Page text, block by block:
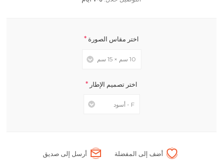
اختر مقاس الصورة *
اختر تصميم الإطار *
أضف إلى المفضلة أرسل إلى صديق